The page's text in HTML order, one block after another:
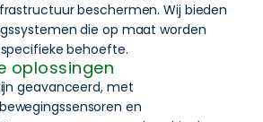
beschermen. Wij bieden
die op maat worden
behoefte.
oplossingen
geavanceerd, met
en